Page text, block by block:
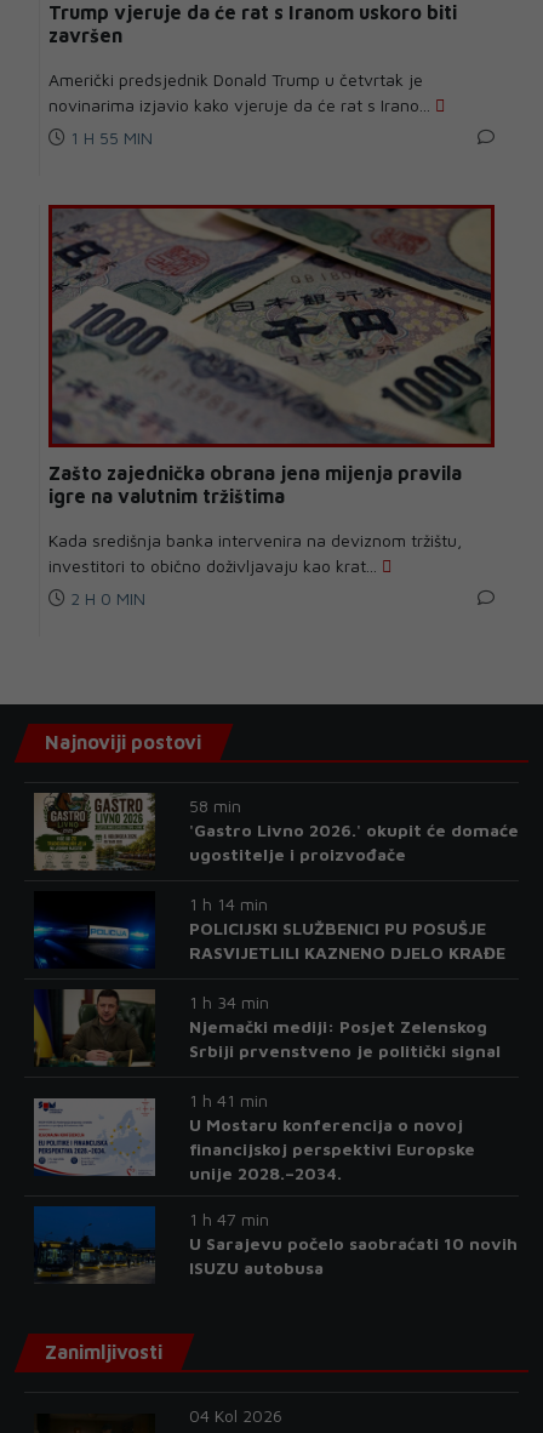
Trump vjeruje da će rat s Iranom uskoro biti
završen
Američki predsjednik Donald Trump u četvrtak je
novinarima izjavio kako vjeruje da će rat s Irano...
1 H 55 MIN
Zašto zajednička obrana jena mijenja pravila
igre na valutnim tržištima
Kada središnja banka intervenira na deviznom tržištu,
investitori to obično doživljavaju kao krat...
2 H 0 MIN
Najnoviji postovi
58 min
'Gastro Livno 2026.' okupit će domaće
ugostitelje i proizvođače
1 h 14 min
POLICIJSKI SLUŽBENICI PU POSUŠJE
RASVIJETLILI KAZNENO DJELO KRAĐE
1 h 34 min
Njemački mediji: Posjet Zelenskog
Srbiji prvenstveno je politički signal
1 h 41 min
U Mostaru konferencija o novoj
financijskoj perspektivi Europske
unije 2028.–2034.
1 h 47 min
U Sarajevu počelo saobraćati 10 novih
ISUZU autobusa
Zanimljivosti
04 Kol 2026